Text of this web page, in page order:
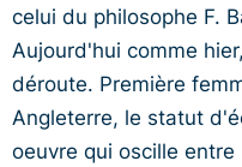
celui du philosophe F.
Aujourd'hui comme
déroute. Première
Angleterre, le statut
oeuvre qui oscille